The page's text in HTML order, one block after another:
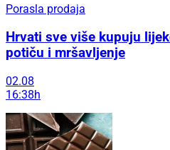
Porasla prodaja
Hrvati sve više kupuju
potiču i mršavljenje
02.08
16:38h